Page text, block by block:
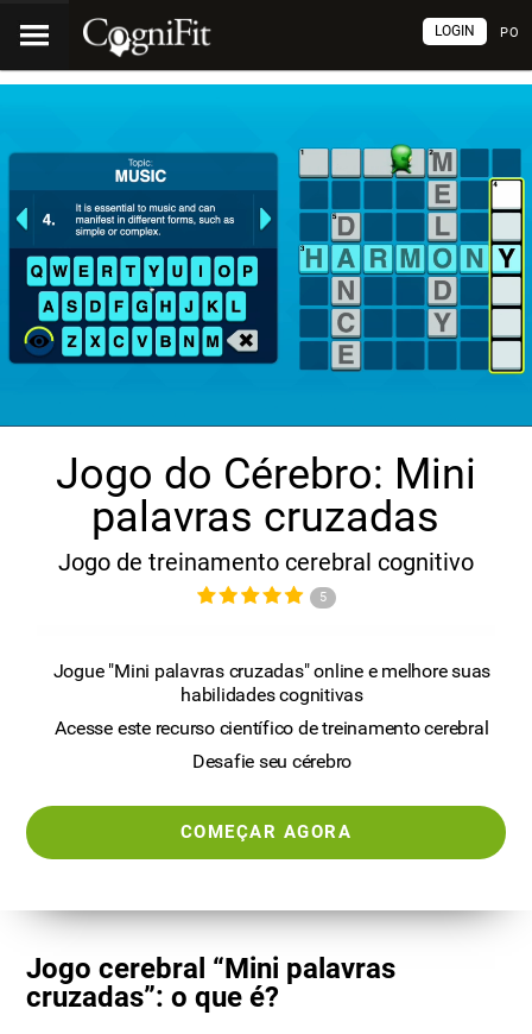
PO
LOGIN
Jogo do Cérebro: Mini
palavras cruzadas
Jogo de treinamento cerebral cognitivo
5
Jogue "Mini palavras cruzadas" online e melhore suas
habilidades cognitivas
Acesse este recurso científico de treinamento cerebral
Desafie seu cérebro
COMEÇAR AGORA
Jogo cerebral “Mini palavras
cruzadas”: o que é?